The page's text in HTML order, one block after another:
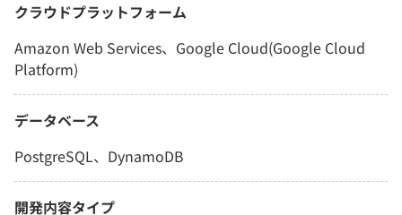
クラウドプラットフォーム
Amazon Web Services、Google Cloud(Google Cloud
Platform)
データベース
PostgreSQL、DynamoDB
開発内容タイプ